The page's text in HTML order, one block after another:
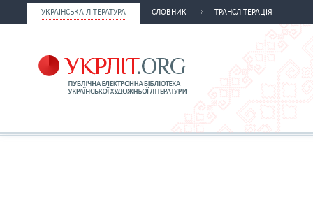
УКРАЇНСЬКА ЛІТЕРАТУРА СЛОВНИК ТРАНСЛІТЕРАЦІЯ